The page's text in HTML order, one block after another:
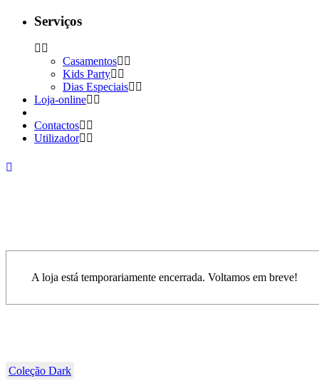
Serviços
Casamentos
Kids Party
Dias Especiais
Loja-online
Contactos
Utilizador
A loja está temporariamente encerrada. Voltamos em breve!
Coleção Dark